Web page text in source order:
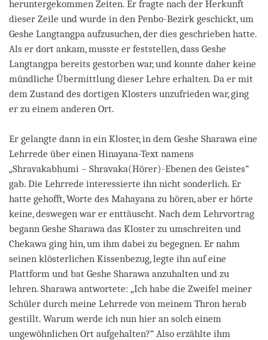
heruntergekommen Zeiten. Er fragte nach der Herkunft
dieser Zeile und wurde in den Penbo-Bezirk geschickt, um
Geshe Langtangpa aufzusuchen, der dies geschrieben hatte.
Als er dort ankam, musste er feststellen, dass Geshe
Langtangpa bereits gestorben war, und konnte daher keine
mündliche Übermittlung dieser Lehre erhalten. Da er mit
dem Zustand des dortigen Klosters unzufrieden war, ging
er zu einem anderen Ort.
Er gelangte dann in ein Kloster, in dem Geshe Sharawa eine
Lehrrede über einen Hinayana-Text namens
„Shravakabhumi – Shravaka(Hörer)-Ebenen des Geistes“
gab. Die Lehrrede interessierte ihn nicht sonderlich. Er
hatte gehofft, Worte des Mahayana zu hören, aber er hörte
keine, deswegen war er enttäuscht. Nach dem Lehrvortrag
begann Geshe Sharawa das Kloster zu umschreiten und
Chekawa ging hin, um ihm dabei zu begegnen. Er nahm
seinen klösterlichen Kissenbezug, legte ihn auf eine
Plattform und bat Geshe Sharawa anzuhalten und zu
lehren. Sharawa antwortete: „Ich habe die Zweifel meiner
Schüler durch meine Lehrrede von meinem Thron herab
gestillt. Warum werde ich nun hier an solch einem
ungewöhnlichen Ort aufgehalten?“ Also erzählte ihm